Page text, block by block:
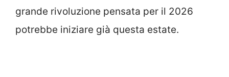
grande rivoluzione pensata per il 2026
potrebbe iniziare già questa estate.